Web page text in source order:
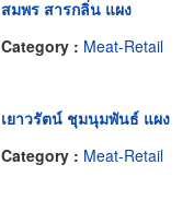
สมพร สารกลิ่น แผง
Category : Meat-Retail
เยาวรัตน์ ชุมนุมพันธ์ แผง
Category : Meat-Retail